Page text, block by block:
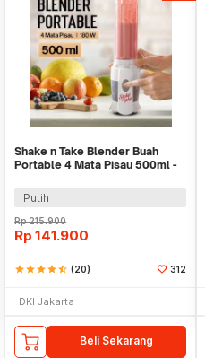
Shake n Take Blender Buah
Portable 4 Mata Pisau 500ml -
Putih
Rp215.900
Rp 141.900
starstarstarstarstar_half (20) 312
DKI Jakarta
Beli Sekarang